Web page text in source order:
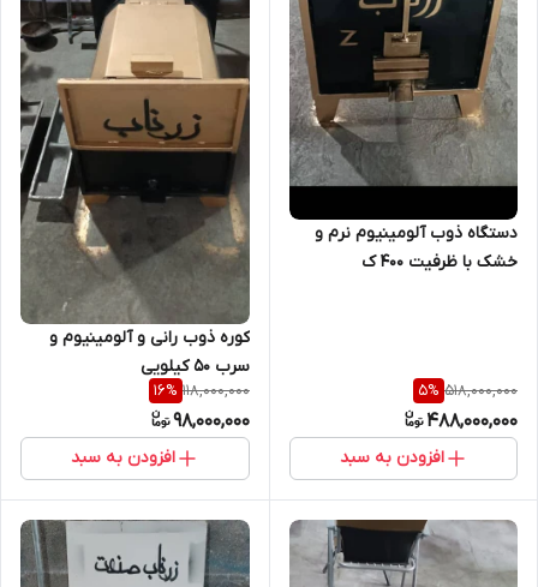
دستگاه ذوب آلومینیوم نرم و
خشک با ظرفیت ۴۰۰ ک
518,000,000
5%
488,000,000
افزودن به سبد
کوره ذوب رانی و آلومینیوم و
سرب ۵۰ کیلویی
118,000,000
16%
98,000,000
افزودن به سبد